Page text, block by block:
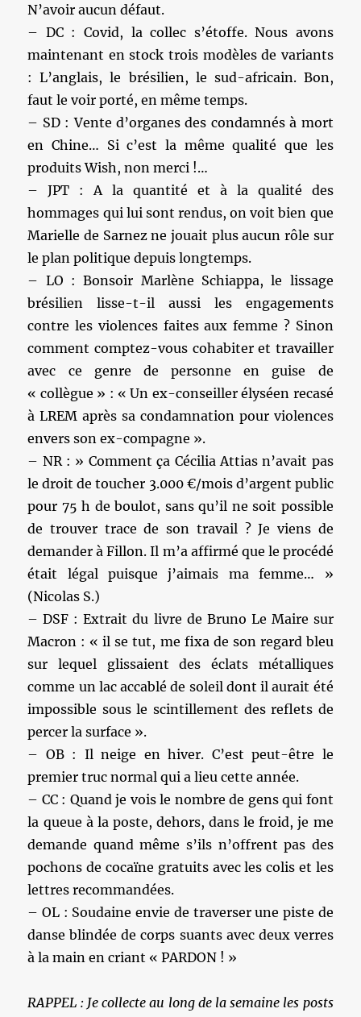
N’avoir aucun défaut.
– DC : Covid, la collec s’étoffe. Nous avons
maintenant en stock trois modèles de variants
: L’anglais, le brésilien, le sud-africain. Bon,
faut le voir porté, en même temps.
– SD : Vente d’organes des condamnés à mort
en Chine… Si c’est la même qualité que les
produits Wish, non merci !…
– JPT : A la quantité et à la qualité des
hommages qui lui sont rendus, on voit bien que
Marielle de Sarnez ne jouait plus aucun rôle sur
le plan politique depuis longtemps.
– LO : Bonsoir Marlène Schiappa, le lissage
brésilien lisse-t-il aussi les engagements
contre les violences faites aux femme ? Sinon
comment comptez-vous cohabiter et travailler
avec ce genre de personne en guise de
« collègue » : « Un ex-conseiller élyséen recasé
à LREM après sa condamnation pour violences
envers son ex-compagne ».
– NR : » Comment ça Cécilia Attias n’avait pas
le droit de toucher 3.000 €/mois d’argent public
pour 75 h de boulot, sans qu’il ne soit possible
de trouver trace de son travail ? Je viens de
demander à Fillon. Il m’a affirmé que le procédé
était légal puisque j’aimais ma femme… »
(Nicolas S.)
– DSF : Extrait du livre de Bruno Le Maire sur
Macron : « il se tut, me fixa de son regard bleu
sur lequel glissaient des éclats métalliques
comme un lac accablé de soleil dont il aurait été
impossible sous le scintillement des reflets de
percer la surface ».
– OB : Il neige en hiver. C’est peut-être le
premier truc normal qui a lieu cette année.
– CC : Quand je vois le nombre de gens qui font
la queue à la poste, dehors, dans le froid, je me
demande quand même s’ils n’offrent pas des
pochons de cocaïne gratuits avec les colis et les
lettres recommandées.
– OL : Soudaine envie de traverser une piste de
danse blindée de corps suants avec deux verres
à la main en criant « PARDON ! »
RAPPEL : Je collecte au long de la semaine les posts